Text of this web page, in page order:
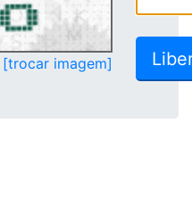
[trocar imagem]